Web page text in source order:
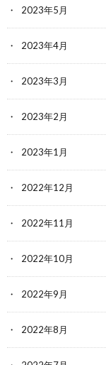
2023年5月
2023年4月
2023年3月
2023年2月
2023年1月
2022年12月
2022年11月
2022年10月
2022年9月
2022年8月